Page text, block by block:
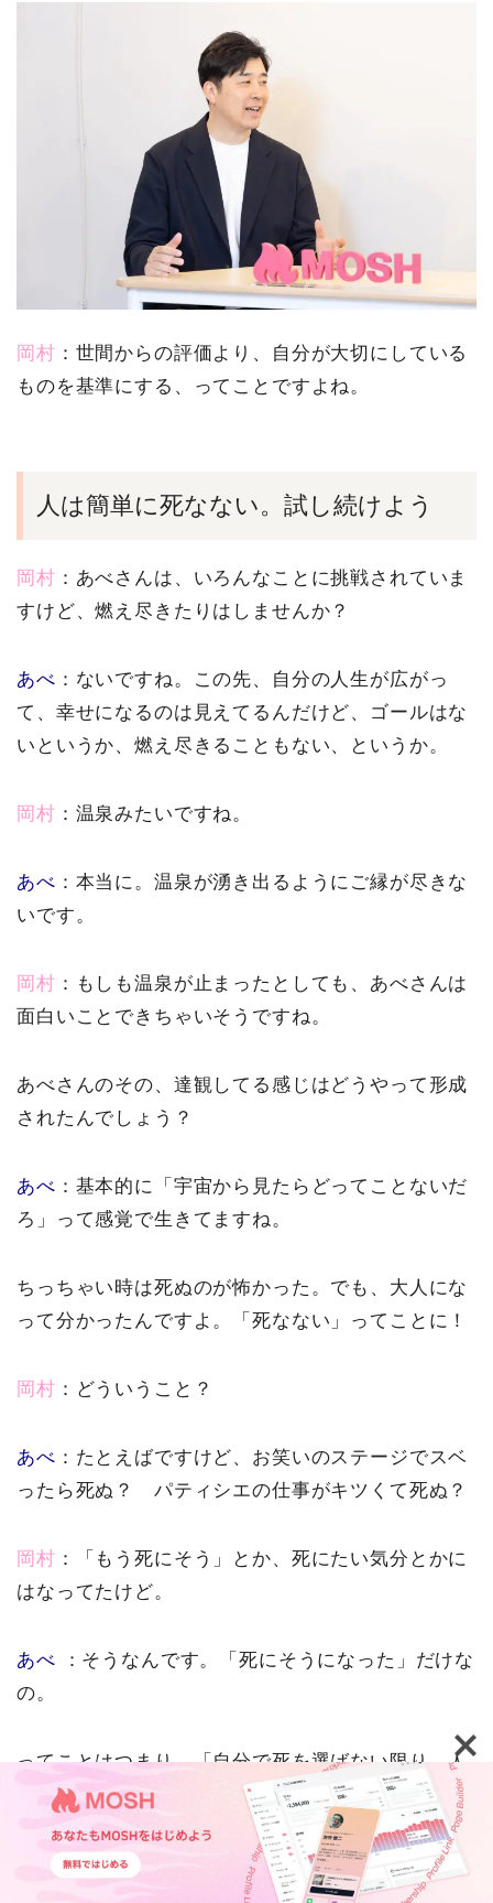
岡村 ：世間からの評価より、自分が大切にしている
ものを基準にする、ってことですよね。
人は簡単に死なない。試し続けよう
岡村 ：あべさんは、いろんなことに挑戦されていま
すけど、燃え尽きたりはしませんか？
あべ ：ないですね。この先、自分の人生が広がっ
て、幸せになるのは見えてるんだけど、ゴールはな
いというか、燃え尽きることもない、というか。
岡村 ：温泉みたいですね。
あべ ：本当に。温泉が湧き出るようにご縁が尽きな
いです。
岡村 ：もしも温泉が止まったとしても、あべさんは
面白いことできちゃいそうですね。
あべさんのその、達観してる感じはどうやって形成
されたんでしょう？
あべ ：基本的に「宇宙から見たらどってことないだ
ろ」って感覚で生きてますね。
ちっちゃい時は死ぬのが怖かった。でも、大人にな
って分かったんですよ。「死なない」ってことに！
岡村 ：どういうこと？
あべ ：たとえばですけど、お笑いのステージでスベ
ったら死ぬ？ パティシエの仕事がキツくて死ぬ？
岡村 ：「もう死にそう」とか、死にたい気分とかに
はなってたけど。
あべ ：そうなんです。「死にそうになった」だけな
の。
ってことはつまり、「自分で死を選ばない限り、人
は死なない」「好きなことはなんでもできる」。
自分の人生は、ロール・プレイング・ゲームみたい
なもんです。人生ゲームを上から見て、自分の駒を
活用事例 ウェビナー・イベント